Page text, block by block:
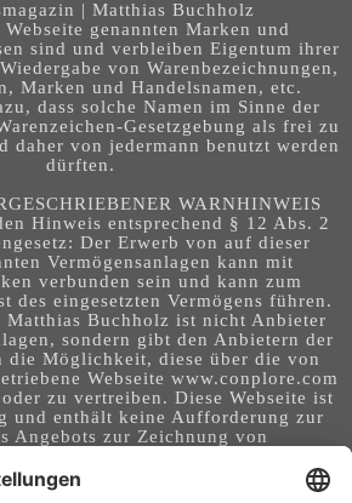
| Matthias Buchholz
genannten Marken und
sind und verbleiben Eigentum ihrer
von Warenbezeichnungen,
Marken und Handelsnamen, etc.
dass solche Namen im Sinne der
Gesetzgebung als frei zu
daher von jedermann benutzt werden
dürften.
WARNHINWEIS
Hinweis entsprechend § 12 Abs. 2
Der Erwerb von auf dieser
Vermögensanlagen kann mit
verbunden sein und kann zum
des eingesetzten Vermögens führen.
Matthias Buchholz ist nicht Anbieter
sondern gibt den Anbietern der
die Möglichkeit, diese über die von
Webseite www.conplore.com
zu vertreiben. Diese Webseite ist
und enthält keine Aufforderung zur
Angebots zur Zeichnung von
Die Webseite richtet sich an ein
Sie stellt keine Beratung,